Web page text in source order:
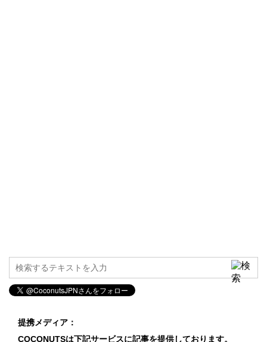
提携メディア：
COCONUTSは下記サービスに記事を提供しております。